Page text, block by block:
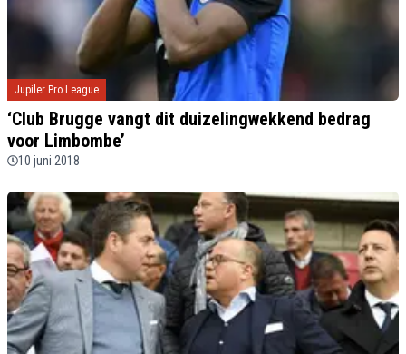
Jupiler Pro League
‘Club Brugge vangt dit duizelingwekkend bedrag
voor Limbombe’
10 juni 2018